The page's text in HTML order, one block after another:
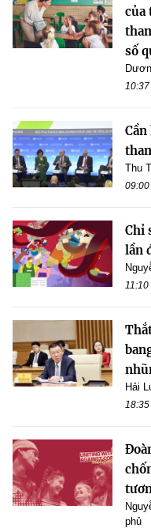
của
số
Thu
Chỉ
lần
Hải
phủ